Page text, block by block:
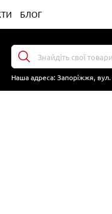
БЛОГ
Наша адреса:Запоріжжя, вул.